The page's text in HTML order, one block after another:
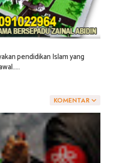
pendidikan Islam yang
KOMENTAR